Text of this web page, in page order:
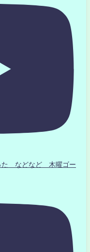
た などなど 木曜ゴー